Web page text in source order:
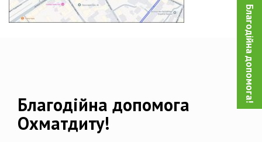
Благодійна допомога!
Благодійна допомога
Охматдиту!